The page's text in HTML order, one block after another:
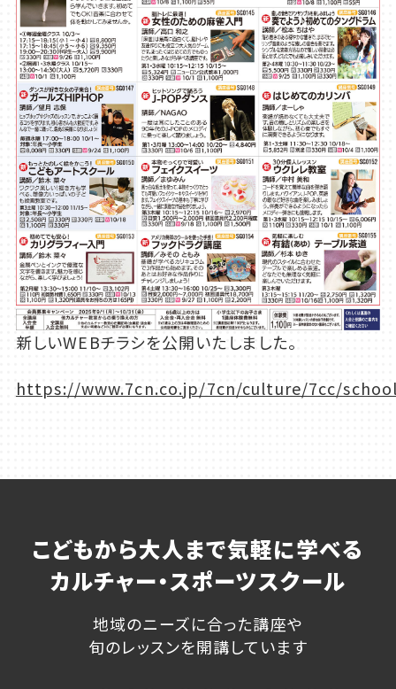
新しいWEBチラシを公開いたしました。
https://www.7cn.co.jp/7cn/culture/7cc/
こどもから大人まで気軽に学べる
カルチャー・スポーツスクール
地域のニーズに合った講座や
旬のレッスンを開講しています